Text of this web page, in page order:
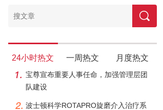
24小时热文 一周热文 月度热文
宝尊宣布重要人事任命，加强管理层团
队建设
波士顿科学ROTAPRO旋磨介入治疗系